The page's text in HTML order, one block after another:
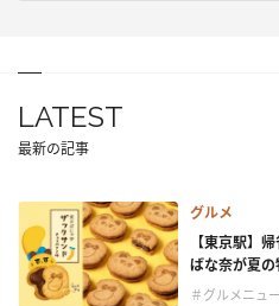
LATEST
最新の記事
グルメ
【東京駅】
ばな奈が夏の
＃グルメニュ